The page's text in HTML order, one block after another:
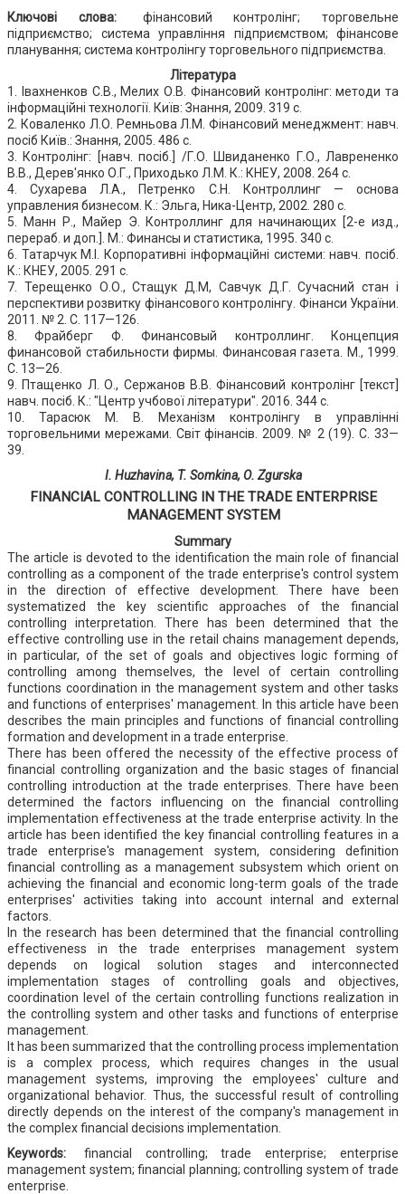
Ключові слова:
фінансовий контролінг; торговельне
підприємство; система управління підприємством; фінансове
планування; система контролінгу торговельного підприємства.
Література
1. Івахненков С.В., Мелих О.В. Фінансовий контролінг: методи та
інформаційні технології. Київ: Знання, 2009. 319 с.
2. Коваленко Л.О. Ремньова Л.М. Фінансовий менеджмент: навч.
посіб Київ.: Знання, 2005. 486 с.
3. Контролінг: [навч. посіб.] /Г.О. Швиданенко Г.О., Лаврененко
В.В., Дерев'янко О.Г., Приходько Л.М. К.: КНЕУ, 2008. 264 с.
4. Сухарева Л.А., Петренко С.Н. Контроллинг — основа
управления бизнесом. К.: Эльга, Ника-Центр, 2002. 280 с.
5. Манн Р., Майер Э. Контроллинг для начинающих [2-е изд.,
перераб. и доп.]. М.: Финансы и статистика, 1995. 340 с.
6. Татарчук М.І. Корпоративні інформаційні системи: навч. посіб.
К.: КНЕУ, 2005. 291 с.
7. Терещенко О.О., Стащук Д.М, Савчук Д.Г. Сучасний стан і
перспективи розвитку фінансового контролінгу. Фінанси України.
2011. № 2. С. 117—126.
8. Фрайберг Ф. Финансовый контроллинг. Концепция
финансовой стабильности фирмы. Финансовая газета. М., 1999.
C. 13—26.
9. Птащенко Л. О., Сержанов В.В. Фінансовий контролінг [текст]
навч. посіб. К.: "Центр учбової літератури". 2016. 344 с.
10. Тарасюк М. В. Механізм контролінгу в управлінні
торговельними мережами. Світ фінансів. 2009. № 2 (19). С. 33—
39.
I. Huzhavina, T. Somkina, О. Zgurska
FINANCIAL CONTROLLING IN THE TRADE ENTERPRISE
MANAGEMENT SYSTEM
Summary
The article is devoted to the identification the main role of financial
controlling as a component of the trade enterprise's control system
in the direction of effective development. There have been
systematized the key scientific approaches of the financial
controlling interpretation. There has been determined that the
effective controlling use in the retail chains management depends,
in particular, of the set of goals and objectives logic forming of
controlling among themselves, the level of certain controlling
functions coordination in the management system and other tasks
and functions of enterprises' management. In this article have been
describes the main principles and functions of financial controlling
formation and development in a trade enterprise.
There has been offered the necessity of the effective process of
financial controlling organization and the basic stages of financial
controlling introduction at the trade enterprises. There have been
determined the factors influencing on the financial controlling
implementation effectiveness at the trade enterprise activity. In the
article has been identified the key financial controlling features in a
trade enterprise's management system, considering definition
financial controlling as a management subsystem which orient on
achieving the financial and economic long-term goals of the trade
enterprises' activities taking into account internal and external
factors.
In the research has been determined that the financial controlling
effectiveness in the trade enterprises management system
depends on logical solution stages and interconnected
implementation stages of controlling goals and objectives,
coordination level of the certain controlling functions realization in
the controlling system and other tasks and functions of enterprise
management.
It has been summarized that the controlling process implementation
is a complex process, which requires changes in the usual
management systems, improving the employees' culture and
organizational behavior. Thus, the successful result of controlling
directly depends on the interest of the company's management in
the complex financial decisions implementation.
Keywords:
financial controlling; trade enterprise; enterprise
management system; financial planning; controlling system of trade
enterprise.